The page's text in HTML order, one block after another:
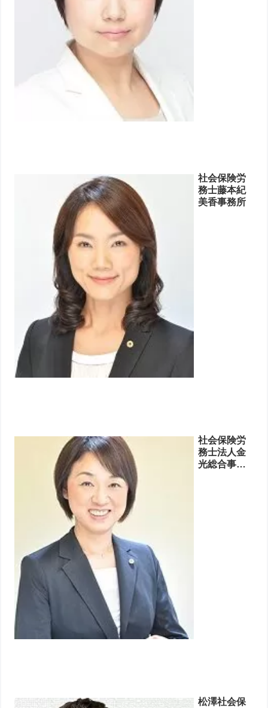
社会保険労
務士藤本紀
美香事務所
社会保険労
務士法人金
光総合事務
松澤社会保